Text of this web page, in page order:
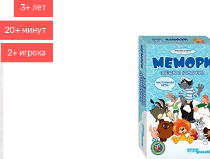
3+ лет
20+ минут
2+ игрока